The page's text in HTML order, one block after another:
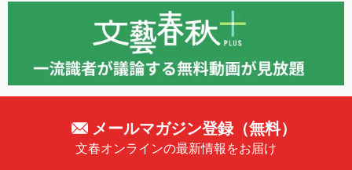
メールマガジン登録（無料）
文春オンラインの最新情報をお届け